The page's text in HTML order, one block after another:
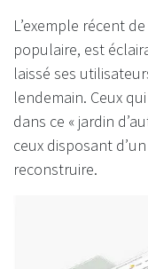
L’exemple récent
populaire, est
laissé ses
lendemain. Ceux
dans ce « jardin
ceux disposant
reconstruire.